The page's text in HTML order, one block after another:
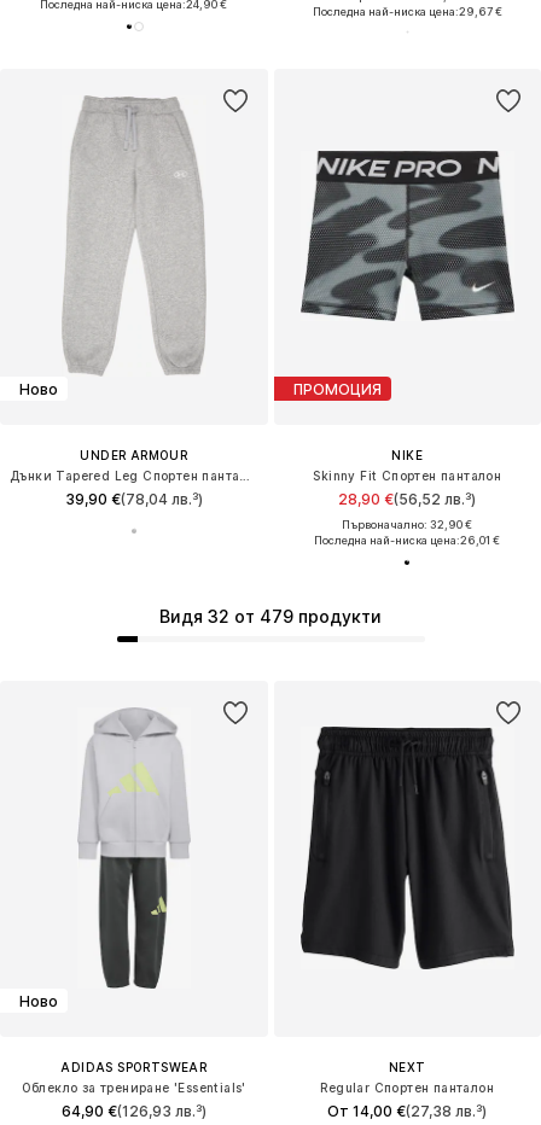
Последна най-ниска цена:24,90 €
Последна най-ниска цена:29,67 €
Ново
UNDER ARMOUR
39,90 €(78,04 лв.³)
ПРОМОЦИЯ
NIKE
Skinny Fit Спортен панталон
28,90 €(56,52 лв.³)
Първоначално: 32,90 €
Последна най-ниска цена:26,01 €
Ново
ADIDAS SPORTSWEAR
Облекло за трениране 'Essentials'
64,90 €(126,93 лв.³)
Видя 32 от 479 продукти
NEXT
Regular Спортен панталон
От 14,00 €(27,38 лв.³)